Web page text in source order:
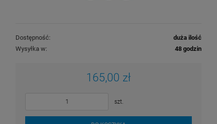
Dostępność:
duża ilość
Wysyłka w:
48 godzin
165,00 zł
szt.